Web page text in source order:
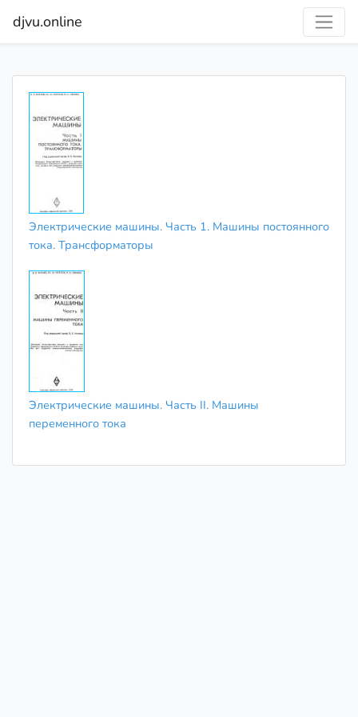
djvu.online
Электрические машины. Часть 1. Машины постоянного
тока. Трансформаторы
Электрические машины. Часть II. Машины
переменного тока